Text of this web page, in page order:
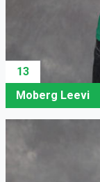
13
Moberg Leevi